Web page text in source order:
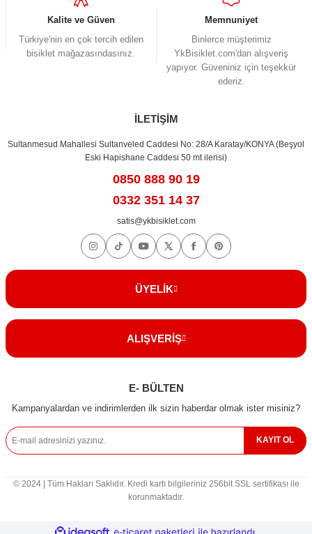
Kalite ve Güven
Türkiye'nin en çok tercih edilen
bisiklet mağazasındasınız.
Memnuniyet
Binlerce müşterimiz
YkBisiklet.com'dan alışveriş
yapıyor. Güveniniz için teşekkür
ederiz.
İLETİŞİM
Sultanmesud Mahallesi Sultanveled Caddesi No: 28/A Karatay/KONYA (Beşyol
Eski Hapishane Caddesi 50 mt ilerisi)
0850 888 90 19
0332 351 14 37
satis@ykbisiklet.com
ÜYELİK
ALIŞVERİŞ
E- BÜLTEN
Kampanyalardan ve indirimlerden ilk sizin haberdar olmak ister misiniz?
KAYIT OL
© 2024 | Tüm Hakları Saklıdır. Kredi kartı bilgileriniz 256bit SSL sertifikası ile
korunmaktadır.
ideasoft